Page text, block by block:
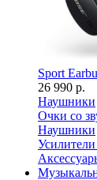
Sport
26 990 р.
Наушники
Очки со
Наушники